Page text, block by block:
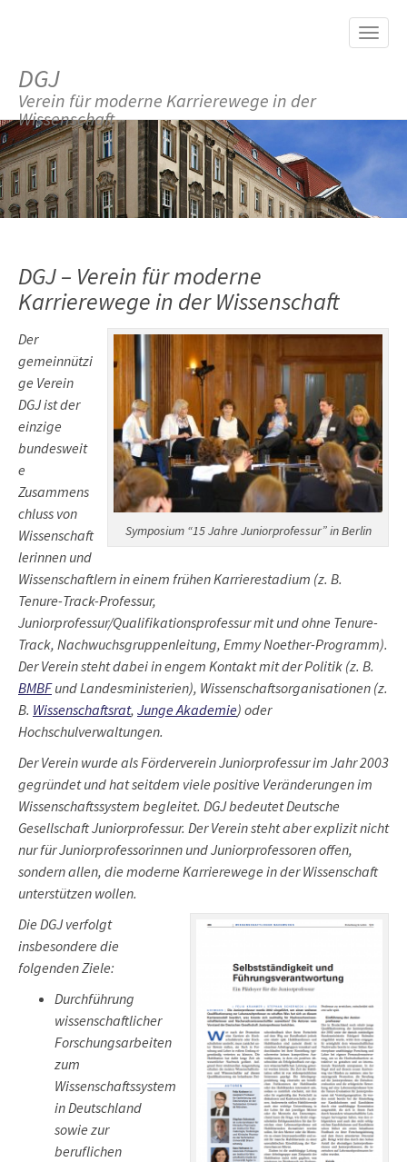
M
E
N
U
O
N
T
E
N
T
DGJ
Verein für moderne Karrierewege in der
Wissenschaft
DGJ – Verein für moderne
Karrierewege in der Wissenschaft
Symposium “15 Jahre Juniorprofessur” in Berlin
Der
gemeinnützi
ge Verein
DGJ ist der
einzige
bundesweit
e
Zusammens
chluss von
Wissenschaft
lerinnen und
Wissenschaftlern in einem frühen Karrierestadium (z. B.
Tenure-Track-Professur,
Juniorprofessur/Qualifikationsprofessur mit und ohne Tenure-
Track, Nachwuchsgruppenleitung, Emmy Noether-Programm).
Der Verein steht dabei in engem Kontakt mit der Politik (z. B.
BMBFund Landesministerien), Wissenschaftsorganisationen (z.
B. Wissenschaftsrat, Junge Akademie) oder
Hochschulverwaltungen.
Der Verein wurde alsFörderverein Juniorprofessurim Jahr 2003
gegründet und hat seitdem viele positive Veränderungen im
Wissenschaftssystem begleitet. DGJ bedeutet Deutsche
Gesellschaft Juniorprofessur. Der Verein steht aber explizit nicht
nur für Juniorprofessorinnen und Juniorprofessoren offen,
sondern allen, die moderne Karrierewege in der Wissenschaft
unterstützen wollen.
Die DGJ verfolgt
insbesondere die
folgenden Ziele:
Durchführung
wissenschaftlicher
Forschungsarbeiten
zum
Wissenschaftssystem
in Deutschland
sowie zur
beruflichen